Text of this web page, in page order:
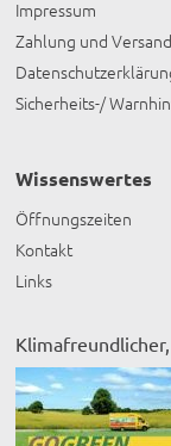
Impressum
Zahlung und Versand
Sicherheits-/
Wissenswertes
Öffnungszeiten
Kontakt
Links